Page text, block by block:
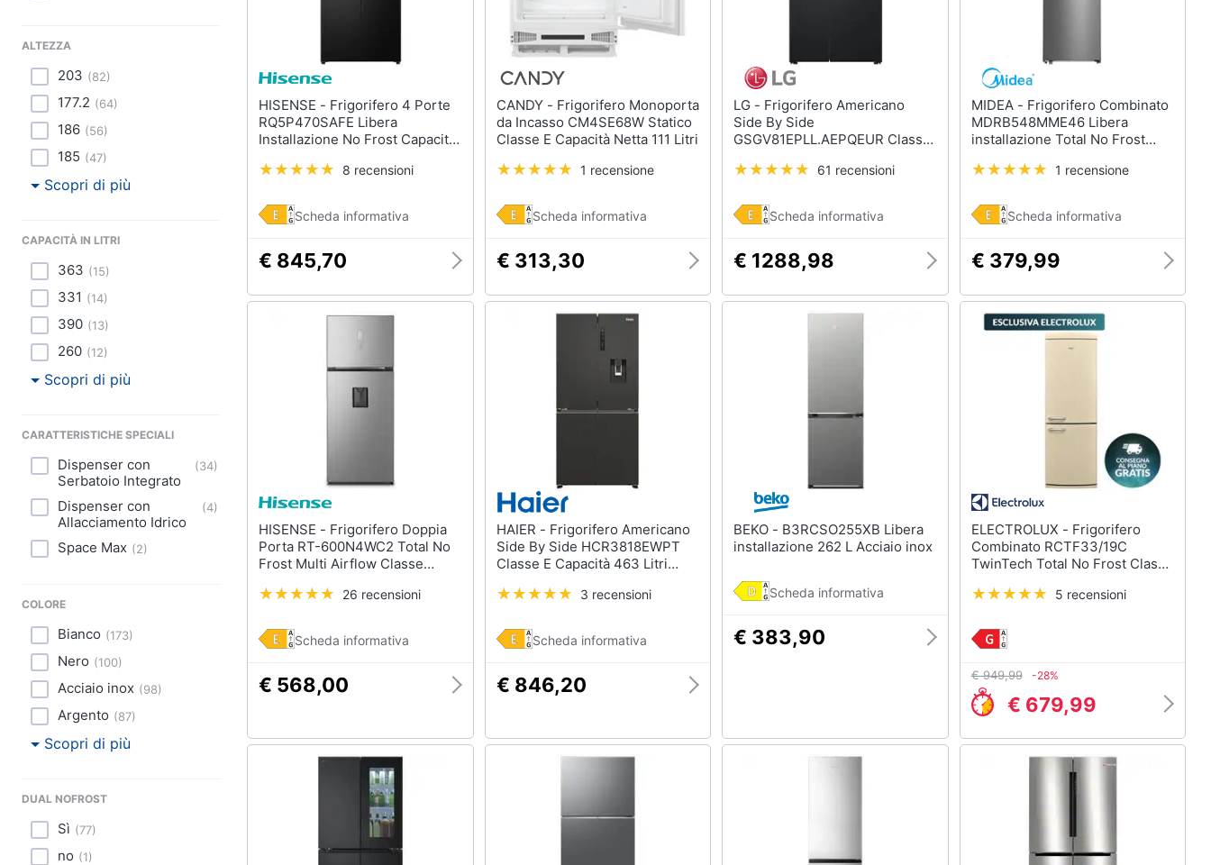
ALTEZZA
203 (82)
177.2 (64)
186 (56)
185 (47)
Scopri di più
CAPACITÀ IN LITRI
363 (15)
331 (14)
390 (13)
260 (12)
Scopri di più
CARATTERISTICHE SPECIALI
Dispenser con
Serbatoio Integrato
(34)
Dispenser con
Allacciamento Idrico
(4)
Space Max (2)
COLORE
Bianco (173)
Nero (100)
Acciaio inox (98)
Argento (87)
Scopri di più
DUAL NOFROST
Sì (77)
no (1)
HISENSE - Frigorifero 4 Porte
RQ5P470SAFE Libera
Installazione No Frost Capacità
Nero
8 recensioni
Scheda informativa
€ 845,70
CANDY - Frigorifero Monoporta
da Incasso CM4SE68W Statico
Classe E Capacità Netta 111 Litri
1 recensione
Scheda informativa
€ 313,30
LG - Frigorifero Americano
Side By Side
GSGV81EPLL.AEPQEUR Classe
Nero Opaco
61 recensioni
Scheda informativa
€ 1288,98
MIDEA - Frigorifero Combinato
MDRB548MME46 Libera
installazione Total No Frost
Litri
1 recensione
Scheda informativa
€ 379,99
HISENSE - Frigorifero Doppia
Porta RT-600N4WC2 Total No
Frost Multi Airflow Classe
Lucido
26 recensioni
Scheda informativa
€ 568,00
HAIER - Frigorifero Americano
Side By Side HCR3818EWPT
Classe E Capacità 463 Litri
3 recensioni
Scheda informativa
€ 846,20
BEKO - B3RCSO255XB Libera
installazione 262 L Acciaio inox
Scheda informativa
€ 383,90
ELECTROLUX - Frigorifero
Combinato RCTF33/19C
TwinTech Total No Frost Classe
Crema
5 recensioni
€ 949,99 -28%
€ 679,99